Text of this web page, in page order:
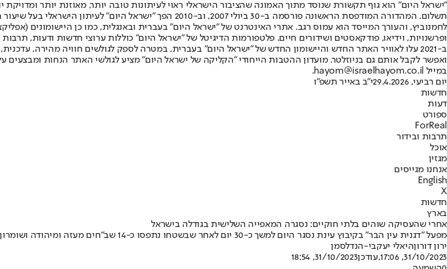
"ישראל היום" הוא גוף תקשורת שנוסד מתוך האמונה שהציבור הישראלי ראוי לעיתונות טובה יותר, מאוזנת יותר
תשלום. המהדורה המודפסת הראשונה פורסמה ב-30 ביולי 2007, וב-
ופרשנויות, וידיאו, פודקאסטים ושידורים חיים. פלטפורמות הדיגיטל של "ישראל היום" כוללות ערוצי חדשות ודעות, תרבות
ב-2021 עלו לאוויר האתר החדש והיישומון החדש של "ישראל היום" בעברית, במטרה לספק לגולשים חוויה מהירה,
ואפשר לקבל אותם גם בניוזלטר. מועדון ההטבות הייחודי "הקליקה של ישראל היום" מציע לגולשי האתר הנחות ומבצעים
במייל hayom@israelhayom.co.il.
יום רביעי, 29.4.2026
י"ב באייר תשפ"ו
חדשות
דעות
ספורט
ForReal
תרבות ובידור
אוכל
מגזין
אנחנו מגייסים
English
X
חדשות
בארץ
אחרי שהעסיקה שוהים בלתי חוקיים: נסגרה המאפייה השלישית בגודלה בישראל
מפעל "דגנית עין הבר" בקיבוץ עינת נסגר היום למשך כ-30 יום לאחר שבשטחו נתפסו כ-14 שב"חים מעזה ומיהודה ושומרון • שני בעלי תפקידים במפעל נעצרו בחשד להעסקת עובדים שלא כחוק
ירון דורוןהיאלי יעקבי-הנדלסמן
31/10/2023, 17:06
,עודכן31/10/2023, 18:54